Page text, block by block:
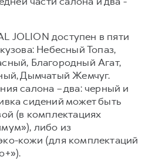
JOLION доступен в пяти
Небесный Топаз,
Благородный Агат,
Дымчатый Жемчуг.
салона – два: черный и
сидений может быть
(в комплектациях
либо из
кожи (для комплектаций